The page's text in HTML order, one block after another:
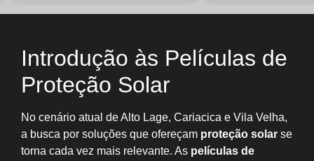
Introdução às Películas de
Proteção Solar
No cenário atual de Alto Lage, Cariacica e Vila Velha,
a busca por soluções que ofereçam proteção solar se
torna cada vez mais relevante. As películas de